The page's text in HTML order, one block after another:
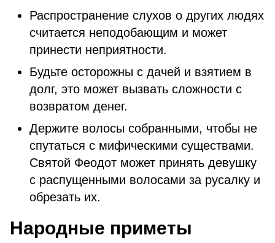
Распространение слухов о других людях
считается неподобающим и может
принести неприятности.
Будьте осторожны с дачей и взятием в
долг, это может вызвать сложности с
возвратом денег.
Держите волосы собранными, чтобы не
спутаться с мифическими существами.
Святой Феодот может принять девушку
с распущенными волосами за русалку и
обрезать их.
Народные приметы